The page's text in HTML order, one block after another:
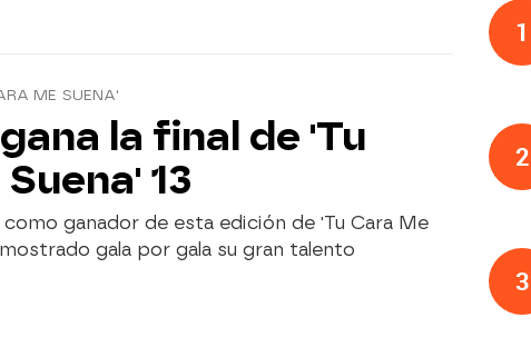
ME SUENA'
la final de 'Tu
13
ganador de esta edición de 'Tu Cara Me
gala por gala su gran talento
1
2
3